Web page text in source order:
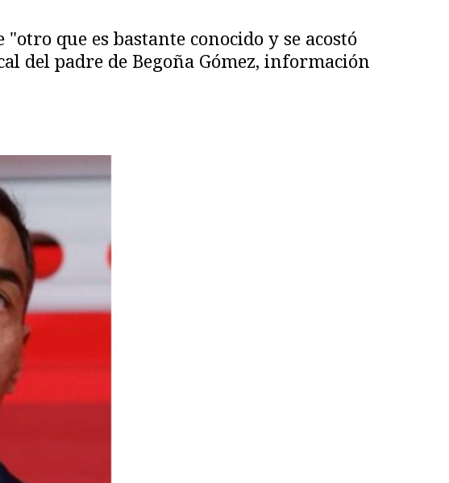
que es bastante conocido y se acostó
del padre de Begoña Gómez, información